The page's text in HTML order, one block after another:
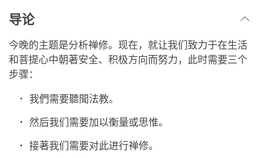
导论
今晚的主题是分析禅修。现在，就让我们致力于在生活
和菩提心中朝著安全、积极方向而努力，此时需要三个
步骤：
我們需要聽聞法教。
然后我们需要加以衡量或思惟。
接著我们需要对此进行禅修。